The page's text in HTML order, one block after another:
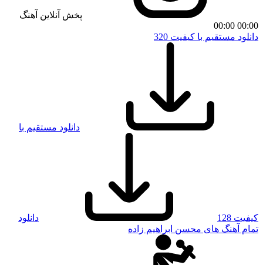
پخش آنلاین آهنگ
00:00
00:00
دانلود مستقیم با کیفیت 320
دانلود مستقیم با
کیفیت 128
دانلود
تمام آهنگ های محسن ابراهیم زاده